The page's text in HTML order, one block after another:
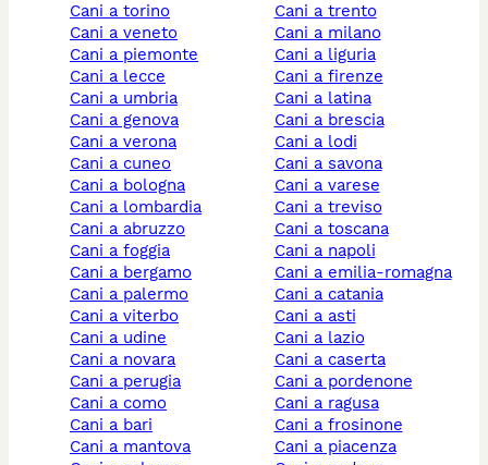
cani a torino
cani a veneto
cani a piemonte
cani a lecce
cani a umbria
cani a genova
cani a verona
cani a cuneo
cani a bologna
cani a lombardia
cani a abruzzo
cani a foggia
cani a bergamo
cani a palermo
cani a viterbo
cani a udine
cani a novara
cani a perugia
cani a como
cani a bari
cani a mantova
cani a trento
cani a milano
cani a liguria
cani a firenze
cani a latina
cani a brescia
cani a lodi
cani a savona
cani a varese
cani a treviso
cani a toscana
cani a napoli
cani a emilia-romagna
cani a catania
cani a asti
cani a lazio
cani a caserta
cani a pordenone
cani a ragusa
cani a frosinone
cani a piacenza